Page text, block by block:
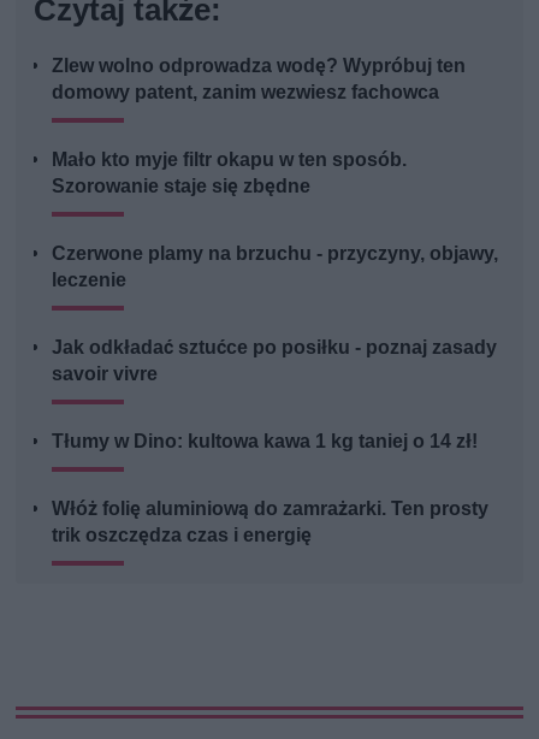
Czytaj także:
Zlew wolno odprowadza wodę? Wypróbuj ten
domowy patent, zanim wezwiesz fachowca
Mało kto myje filtr okapu w ten sposób.
Szorowanie staje się zbędne
Czerwone plamy na brzuchu - przyczyny, objawy,
leczenie
Jak odkładać sztućce po posiłku - poznaj zasady
savoir vivre
Tłumy w Dino: kultowa kawa 1 kg taniej o 14 zł!
Włóż folię aluminiową do zamrażarki. Ten prosty
trik oszczędza czas i energię